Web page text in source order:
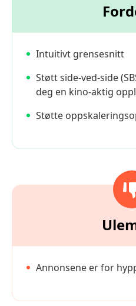
Intuitivt grensesnitt
Støtt side-ved-side
deg en kino-aktig
Støtte
Annonsene er for